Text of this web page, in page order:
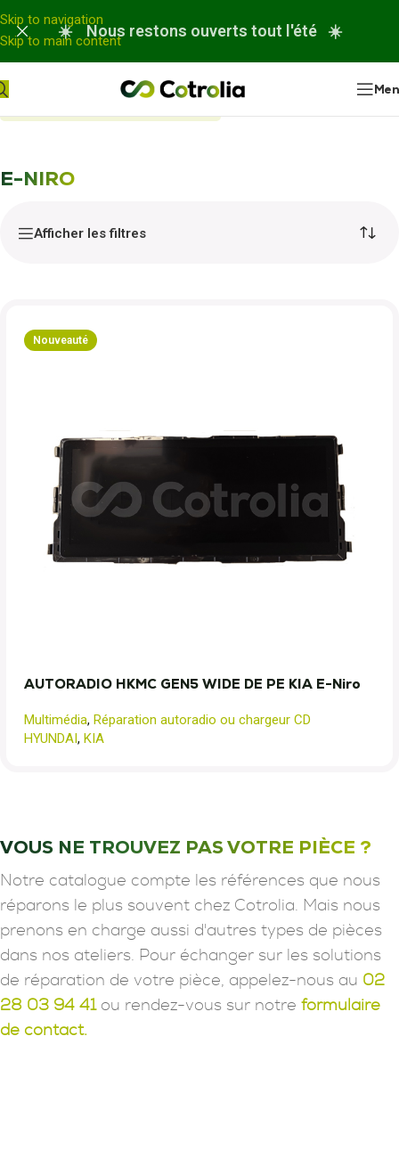
Panneau de gestion des cookies
Skip to navigation
Skip to main content
☀️ Nous restons ouverts tout l'été ☀️
E-NIRO
Afficher les filtres
Nouveauté
AUTORADIO HKMC GEN5 WIDE DE PE KIA E-Niro
Multimédia, Réparation autoradio ou chargeur CD
HYUNDAI, KIA
VOUS NE TROUVEZ PAS VOTRE PIÈCE ?
Notre catalogue compte les références que nous
réparons le plus souvent chez Cotrolia. Mais nous
prenons en charge aussi d'autres types de pièces
dans nos ateliers. Pour échanger sur les solutions
de réparation de votre pièce, appelez-nous au 02
28 03 94 41ou rendez-vous sur notre formulaire
de contact.